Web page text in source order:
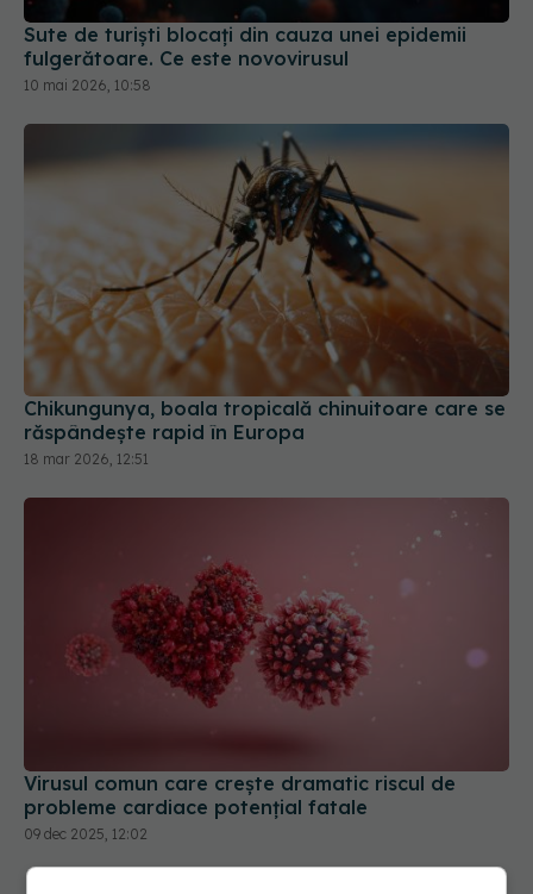
Sute de turiști blocați din cauza unei epidemii
fulgerătoare. Ce este novovirusul
10 mai 2026, 10:58
Chikungunya, boala tropicală chinuitoare care se
răspândește rapid în Europa
18 mar 2026, 12:51
Virusul comun care crește dramatic riscul de
probleme cardiace potențial fatale
09 dec 2025, 12:02